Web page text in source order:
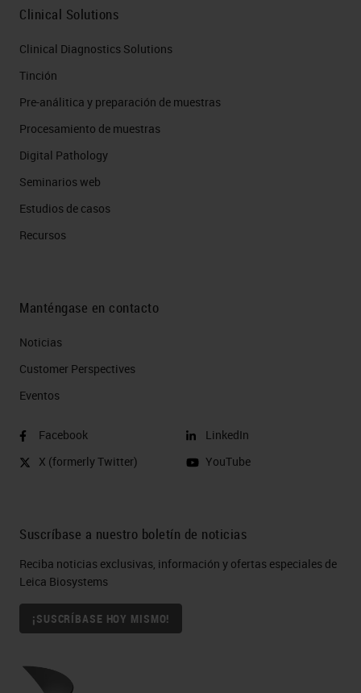
Clinical Solutions
Clinical Diagnostics Solutions
Tinción
Pre-análitica y preparación de muestras
Procesamiento de muestras
Digital Pathology
Seminarios web
Estudios de casos
Recursos
Manténgase en contacto
Noticias
Customer Perspectives​
Eventos
Facebook
X (formerly Twitter)
LinkedIn
YouTube
Suscríbase a nuestro boletín de noticias
Reciba noticias exclusivas, información y ofertas especiales de
Leica Biosystems
¡SUSCRÍBASE HOY MISMO!